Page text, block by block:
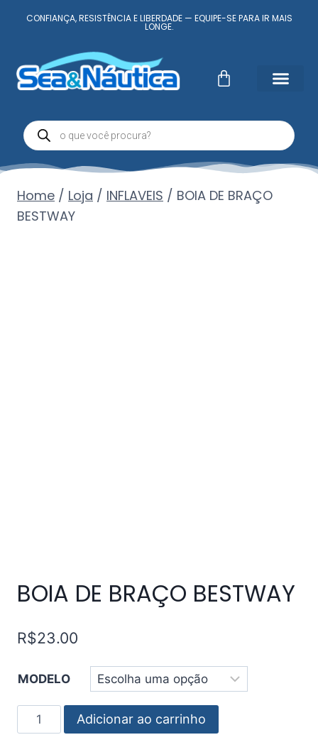
CONFIANÇA, RESISTÊNCIA E LIBERDADE — EQUIPE-SE PARA IR MAIS
LONGE.
Home / Loja / INFLAVEIS / BOIA DE BRAÇO
BESTWAY
BOIA DE BRAÇO BESTWAY
R$23.00
MODELO
Adicionar ao carrinho